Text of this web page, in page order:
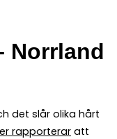
Norrland
det slår olika hårt
rapporteraratt